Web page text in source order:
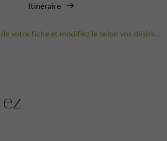
Itinéraire
votre fiche et modifiez la selon vos désirs...